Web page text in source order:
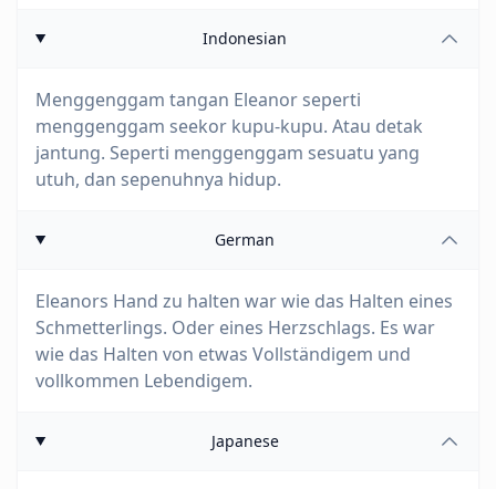
Indonesian
Menggenggam tangan Eleanor seperti
menggenggam seekor kupu-kupu. Atau detak
jantung. Seperti menggenggam sesuatu yang
utuh, dan sepenuhnya hidup.
German
Eleanors Hand zu halten war wie das Halten eines
Schmetterlings. Oder eines Herzschlags. Es war
wie das Halten von etwas Vollständigem und
vollkommen Lebendigem.
Japanese